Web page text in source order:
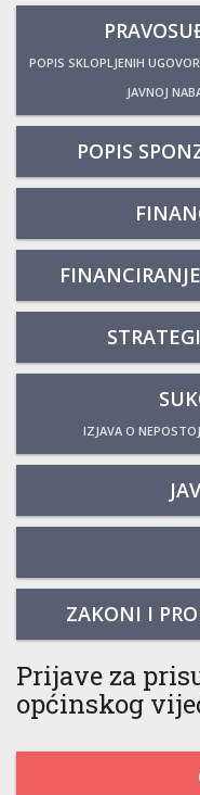
POPIS SKLOPLJENIH
JAVNOJ
POPIS
IZJAVA O
ZAKONI I
Prijave za
općinskog